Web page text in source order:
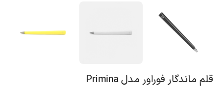
قلم ماندگار فوراور مدل Primina